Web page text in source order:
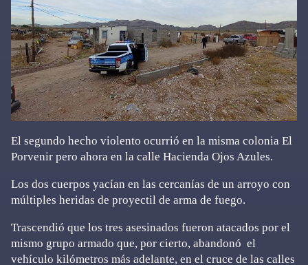
El segundo hecho violento ocurrió en la misma colonia El
Porvenir pero ahora en la calle Hacienda Ojos Azules.
Los dos cuerpos yacían en las cercanías de un arroyo con
múltiples heridas de proyectil de arma de fuego.
Trascendió que los tres asesinados fueron atacados por el
mismo grupo armado que, por cierto, abandonó el
vehículo kilómetros más adelante, en el cruce de las calles